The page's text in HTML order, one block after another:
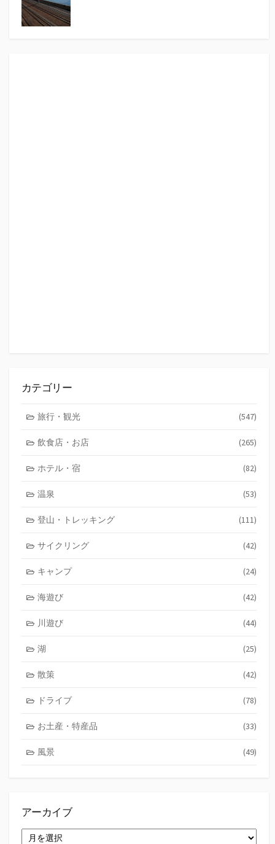
カテゴリー
旅行・観光 (547)
飲食店・お店 (265)
ホテル・宿 (82)
温泉 (53)
登山・トレッキング (111)
サイクリング (42)
キャンプ (24)
海遊び (42)
川遊び (44)
湖 (25)
散策 (42)
ドライブ (78)
お土産・特産品 (33)
風景 (49)
アーカイブ